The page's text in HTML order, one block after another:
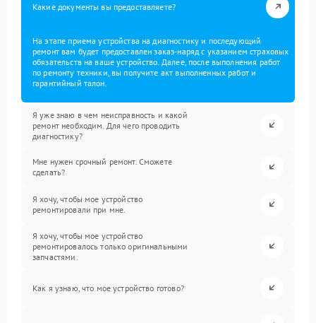
Какие документы вы предоставляете?
На этапе приема устройства на диагностику и последующий
ремонт вам будет предоставлен заказ-наряд с указанием страховых
обязательств на ваше устройство. Далее, после выполнения работ
по ремонту техники, вы получите акт выполненных работ и
гарантийный талон.
Я уже знаю в чем неисправность и какой
ремонт необходим. Для чего проводить
диагностику?
Мне нужен срочный ремонт. Сможете
сделать?
Я хочу, чтобы мое устройство
ремонтировали при мне.
Я хочу, чтобы мое устройство
ремонтировалось только оригинальными
запчастями.
Как я узнаю, что мое устройство готово?